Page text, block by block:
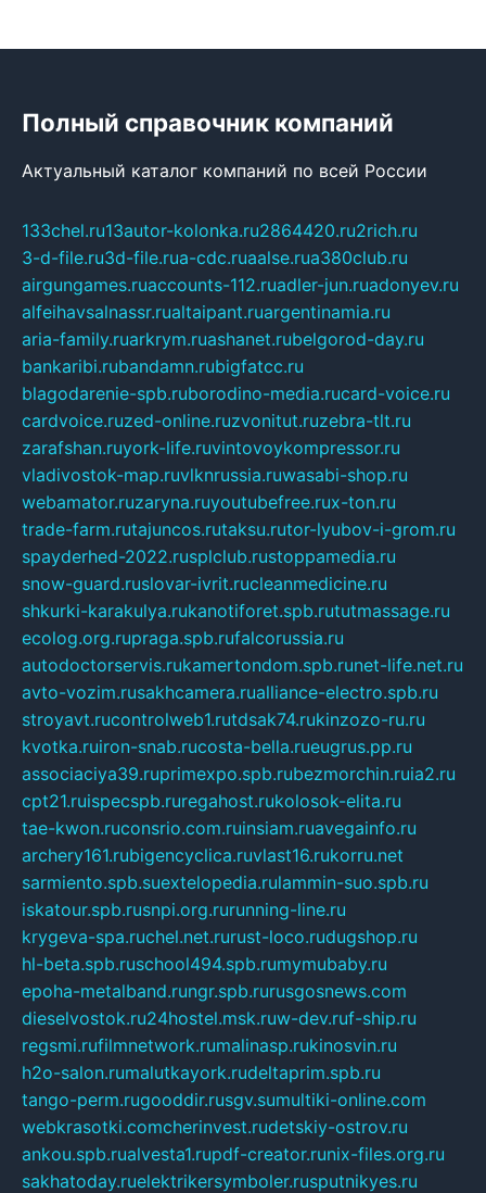
Полный справочник компаний
Актуальный каталог компаний по всей России
133chel.ru13autor-kolonka.ru2864420.ru2rich.ru
3-d-file.ru3d-file.rua-cdc.ruaalse.rua380club.ru
airgungames.ruaccounts-112.ruadler-jun.ruadonyev.ru
alfeihavsalnassr.rualtaipant.ruargentinamia.ru
aria-family.ruarkrym.ruashanet.rubelgorod-day.ru
bankaribi.rubandamn.rubigfatcc.ru
blagodarenie-spb.ruborodino-media.rucard-voice.ru
cardvoice.ruzed-online.ruzvonitut.ruzebra-tlt.ru
zarafshan.ruyork-life.ruvintovoykompressor.ru
vladivostok-map.ruvlknrussia.ruwasabi-shop.ru
webamator.ruzaryna.ruyoutubefree.rux-ton.ru
trade-farm.rutajuncos.rutaksu.rutor-lyubov-i-grom.ru
spayderhed-2022.rusplclub.rustoppamedia.ru
snow-guard.ruslovar-ivrit.rucleanmedicine.ru
shkurki-karakulya.rukanotiforet.spb.rututmassage.ru
ecolog.org.rupraga.spb.rufalcorussia.ru
autodoctorservis.rukamertondom.spb.runet-life.net.ru
avto-vozim.rusakhcamera.rualliance-electro.spb.ru
stroyavt.rucontrolweb1.rutdsak74.rukinzozo-ru.ru
kvotka.ruiron-snab.rucosta-bella.rueugrus.pp.ru
associaciya39.ruprimexpo.spb.rubezmorchin.ruia2.ru
cpt21.ruispecspb.ruregahost.rukolosok-elita.ru
tae-kwon.ruconsrio.com.ruinsiam.ruavegainfo.ru
archery161.rubigencyclica.ruvlast16.rukorru.net
sarmiento.spb.suextelopedia.rulammin-suo.spb.ru
iskatour.spb.rusnpi.org.rurunning-line.ru
krygeva-spa.ruchel.net.rurust-loco.rudugshop.ru
hl-beta.spb.ruschool494.spb.rumymubaby.ru
epoha-metalband.rungr.spb.rurusgosnews.com
dieselvostok.ru24hostel.msk.ruw-dev.ruf-ship.ru
regsmi.rufilmnetwork.rumalinasp.rukinosvin.ru
h2o-salon.rumalutkayork.rudeltaprim.spb.ru
tango-perm.rugooddir.rusgv.sumultiki-online.com
webkrasotki.comcherinvest.rudetskiy-ostrov.ru
ankou.spb.rualvesta1.rupdf-creator.runix-files.org.ru
sakhatoday.ruelektrikersymboler.rusputnikyes.ru